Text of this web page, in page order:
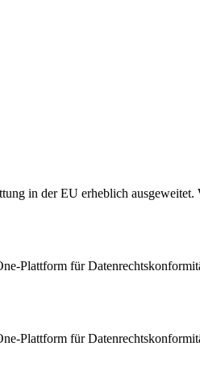
in der EU erheblich ausgeweitet.
Plattform für
Plattform für